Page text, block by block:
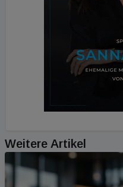
Weitere Artikel